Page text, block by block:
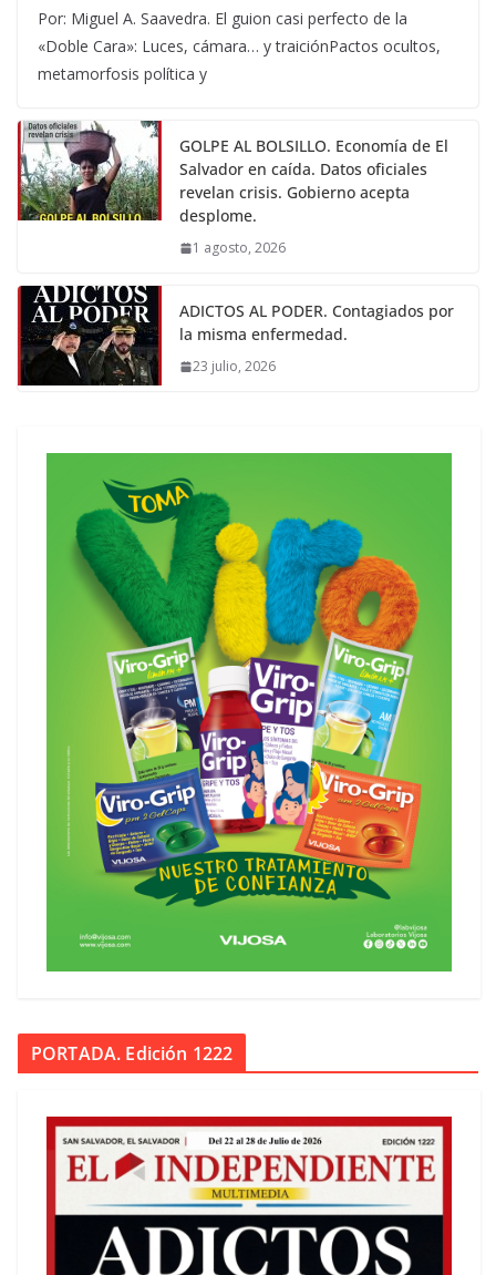
Por: Miguel A. Saavedra. El guion casi perfecto de la
«Doble Cara»: Luces, cámara… y traiciónPactos ocultos,
metamorfosis política y
GOLPE AL BOLSILLO. Economía de El
Salvador en caída. Datos oficiales
revelan crisis. Gobierno acepta
desplome.
1 agosto, 2026
ADICTOS AL PODER. Contagiados por
la misma enfermedad.
23 julio, 2026
PORTADA. Edición 1222